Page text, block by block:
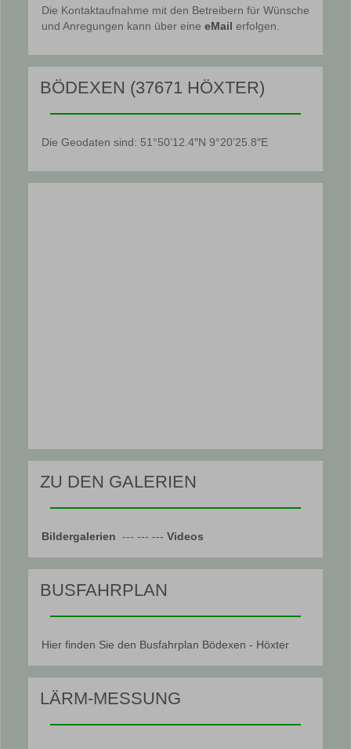
Die Kontaktaufnahme mit den Betreibern für Wünsche
und Anregungen kann über eine eMail erfolgen.
BÖDEXEN (37671 HÖXTER)
Die Geodaten sind: 51°50’12.4″N 9°20’25.8″E
ZU DEN GALERIEN
Bildergalerien --- --- --- Videos
BUSFAHRPLAN
Hier finden Sie den Busfahrplan Bödexen - Höxter
LÄRM-MESSUNG